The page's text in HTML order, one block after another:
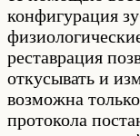
конфигурация
реставрация
откусывать и
возможна
протокола